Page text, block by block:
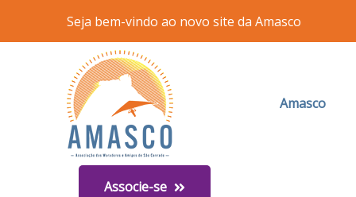
Seja bem-vindo ao novo site da Amasco
Amasco
Associe-se